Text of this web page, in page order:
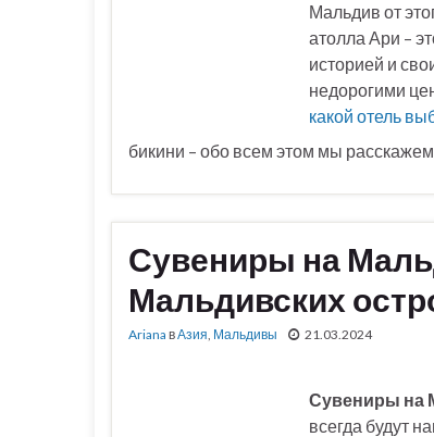
Мальдив от
атолла Ари –
историей и
недорогими
какой отель
бикини – обо всем этом мы
Сувениры на
Мальдивских
Ariana вАзия, Мальдивы 21.03.2024
Сувениры на
всегда будут